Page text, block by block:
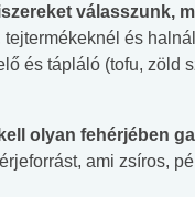
válasszunk,
és
és tápláló (tofu, zöld
olyan fehérjében
ami zsíros,